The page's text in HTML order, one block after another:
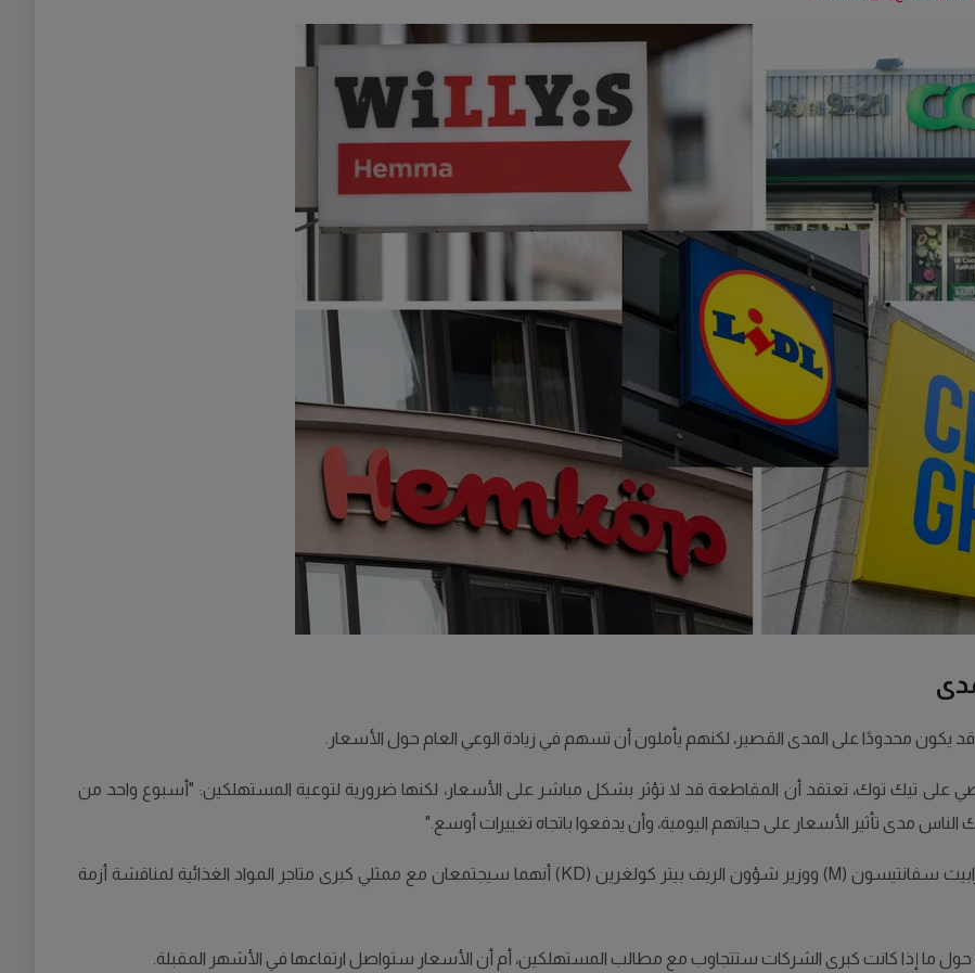
قد يكون محدودًا على المدى القصير، لكنهم يأملون أن تسهم في زيادة الوعي العام حول الأسعار.
الاقتصاد الشخصي على تيك توك، تعتقد أن المقاطعة قد لا تؤثر بشكل مباشر على الأسعار، لكنها ضرورية لتوعية المستهلكين: "أسبوع واحد من
مدى تأثير الأسعار على حياتهم اليومية، وأن يدفعوا باتجاه تغييرات أوسع."
بالتزامن مع تصاعد الغضب الشعبي، أعلنت وزيرة المالية إليزابيث سفانتيسون (M) ووزير شؤون الريف بيتر كولغرين (KD) أنهما سيجتمعان مع ممثلي كبرى متاجر المواد الغذائية لمناقشة أزمة
ما إذا كانت كبرى الشركات ستتجاوب مع مطالب المستهلكين، أم أن الأسعار ستواصل ارتفاعها في الأشهر المقبلة.